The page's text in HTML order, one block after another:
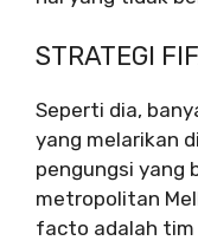
STRATEGI
Seperti dia,
yang melarikan
pengungsi yang
metropolitan
facto adalah